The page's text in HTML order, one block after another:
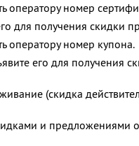
оператору номер
для получения скидки
оператору номер купона.
его для получения
(скидка
и предложениями